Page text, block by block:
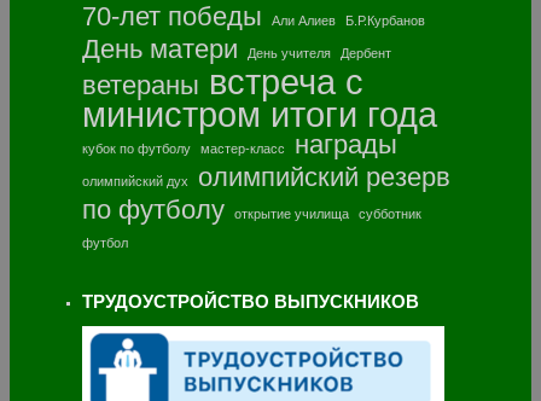
70-лет победы Али Алиев Б.Р.Курбанов
День матери День учителя Дербент
ветераны встреча с
министром итоги года
кубок по футболу мастер-класс награды
олимпийский дух
олимпийский резерв
по футболу
открытие училища
субботник
футбол
ТРУДОУСТРОЙСТВО ВЫПУСКНИКОВ